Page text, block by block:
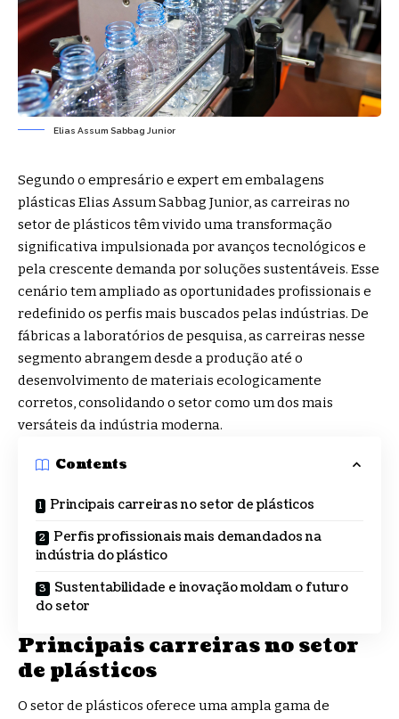
Elias Assum Sabbag Junior
Segundo o empresário e expert em embalagens
plásticas Elias Assum Sabbag Junior, as carreiras no
setor de plásticos têm vivido uma transformação
significativa impulsionada por avanços tecnológicos e
pela crescente demanda por soluções sustentáveis. Esse
cenário tem ampliado as oportunidades profissionais e
redefinido os perfis mais buscados pelas indústrias. De
fábricas a laboratórios de pesquisa, as carreiras nesse
segmento abrangem desde a produção até o
desenvolvimento de materiais ecologicamente
corretos, consolidando o setor como um dos mais
versáteis da indústria moderna.
Contents
Principais carreiras no setor de plásticos
Perfis profissionais mais demandados na
indústria do plástico
Sustentabilidade e inovação moldam o futuro
do setor
Principais carreiras no setor
de plásticos
O setor de plásticos oferece uma ampla gama de